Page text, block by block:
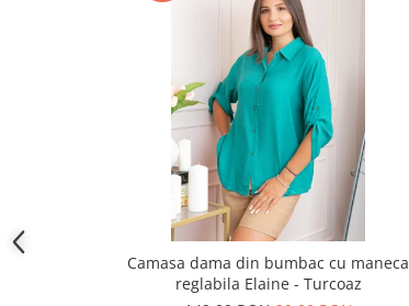
Camasa dama din bumbac cu maneca
reglabila Elaine - Turcoaz